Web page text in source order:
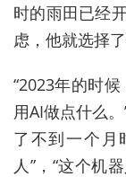
时的雨田已经
虑，他就选择
“2023年的时
用AI做点什么
了不到一个月
人”，“这个机